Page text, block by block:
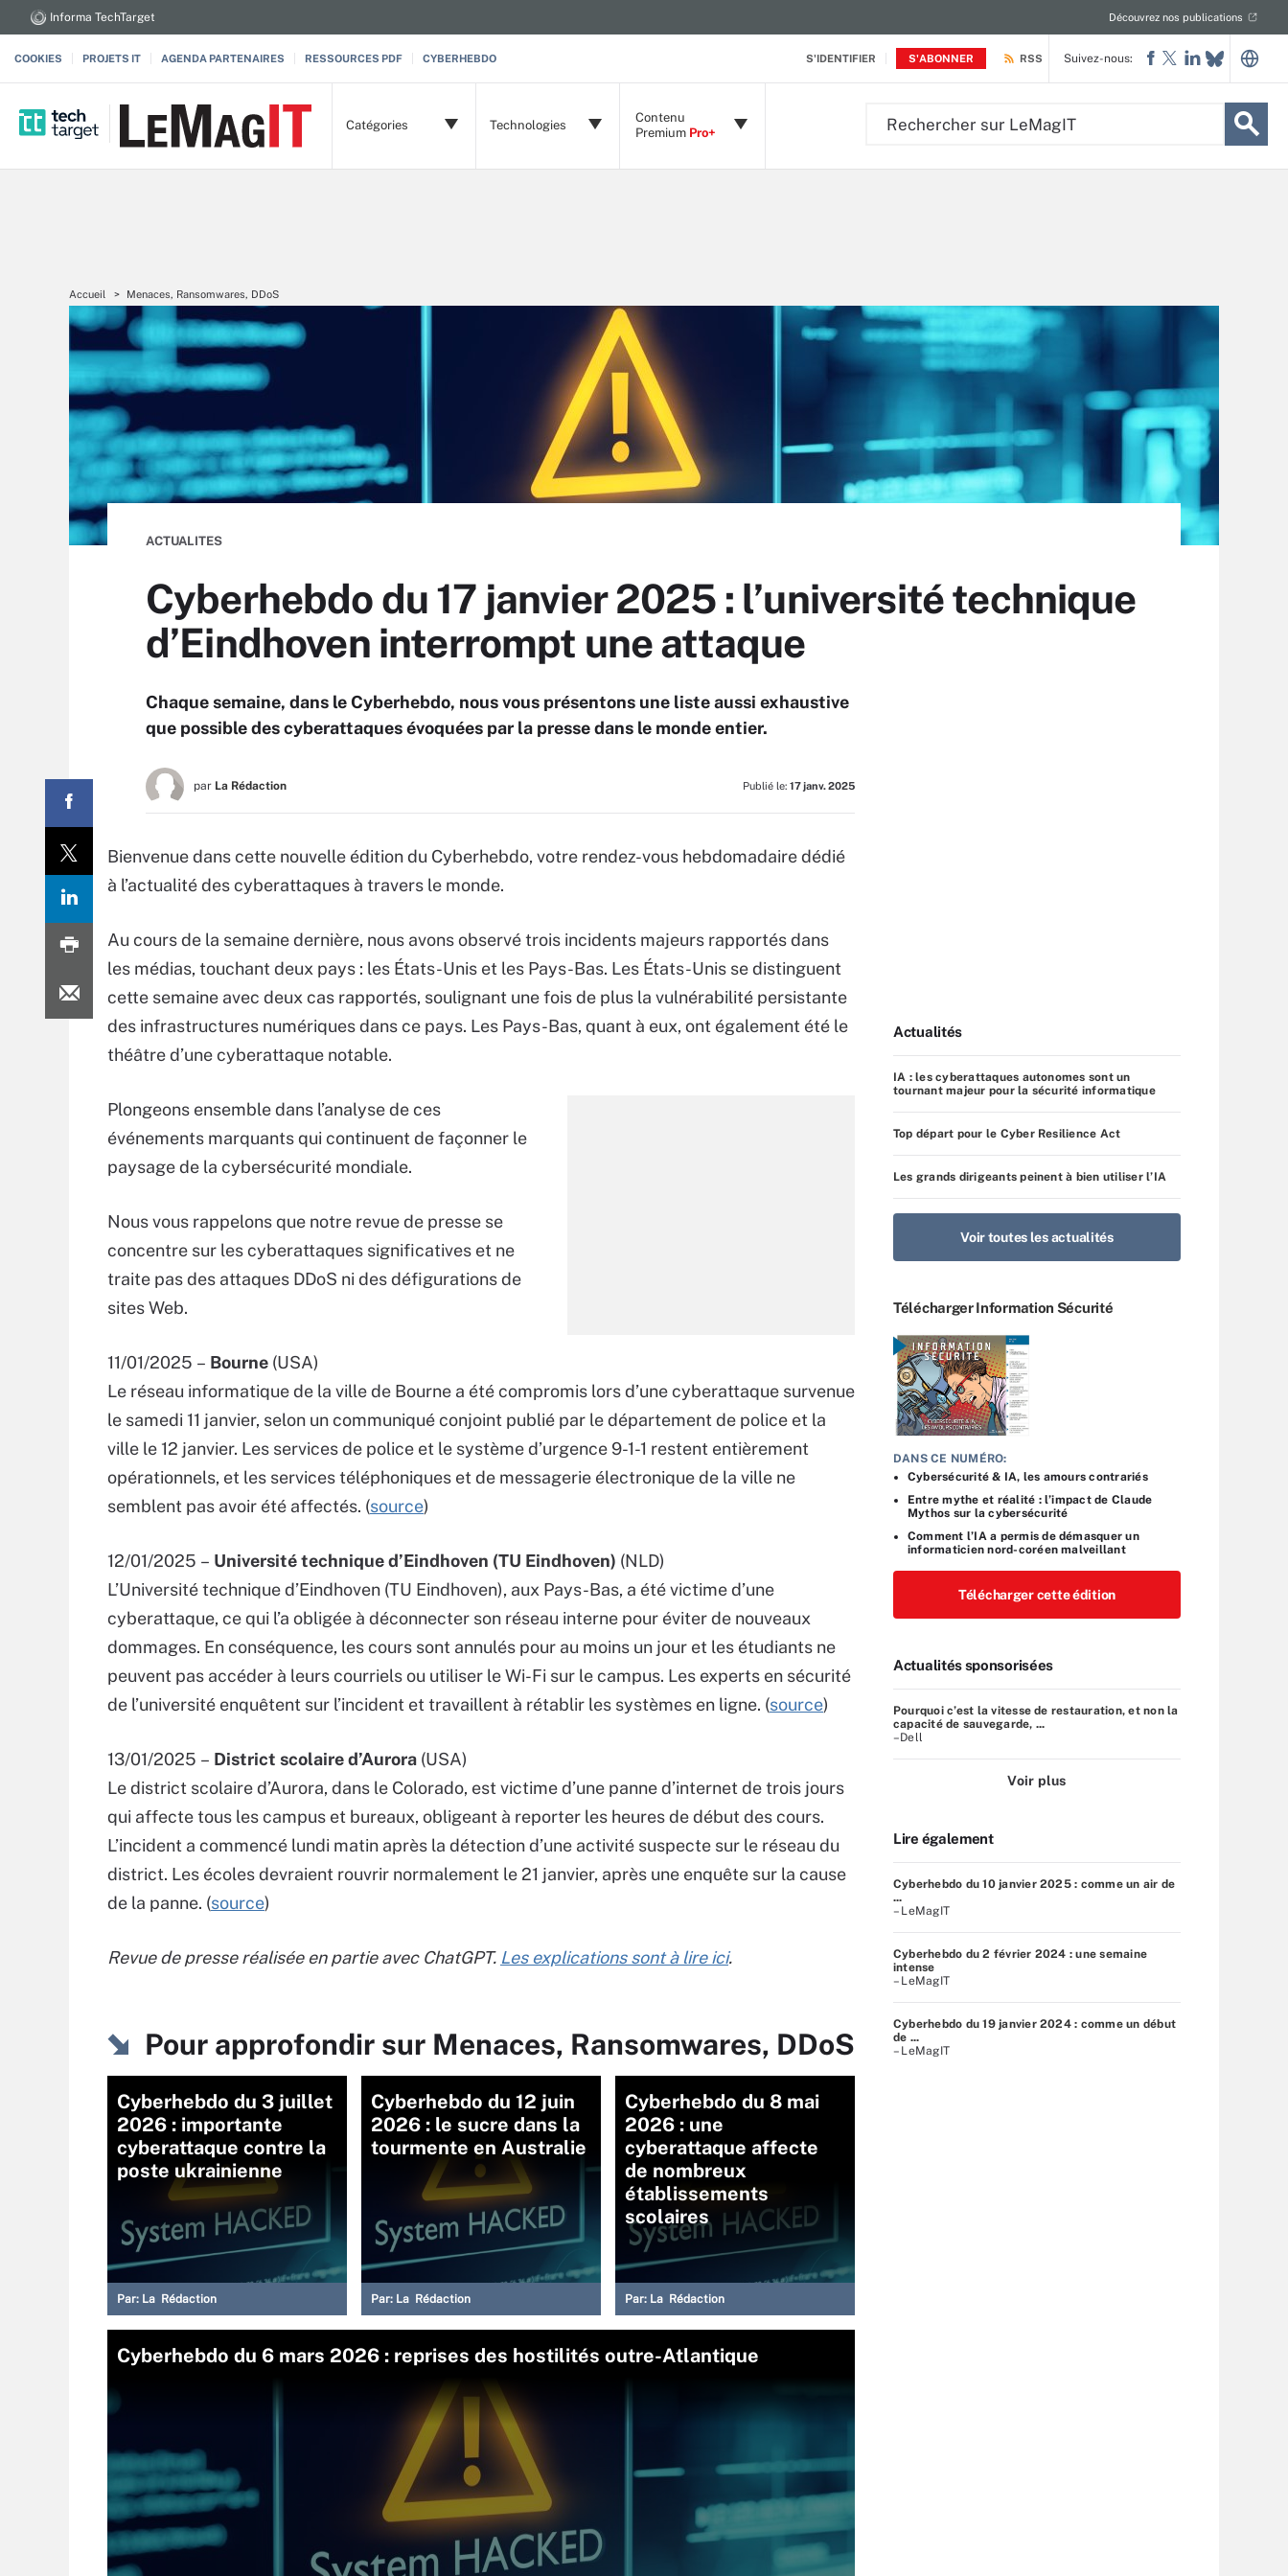
S'IDENTIFIER S'ABONNER
Informa TechTarget Découvrez nos publications
COOKIES PROJETS IT AGENDA PARTENAIRES RESSOURCES PDF CYBERHEBDO RSS
Catégories Technologies
Contenu
Premium Pro+
Suivez-nous:
Accueil Menaces, Ransomwares, DDoS
ACTUALITES
Cyberhebdo du 17 janvier 2025 : l’université technique
d’Eindhoven interrompt une attaque
Chaque semaine, dans le Cyberhebdo, nous vous présentons une liste aussi exhaustive
que possible des cyberattaques évoquées par la presse dans le monde entier.
par La Rédaction Publié le: 17 janv. 2025
Bienvenue dans cette nouvelle édition du Cyberhebdo, votre rendez-vous hebdomadaire dédié
à l’actualité des cyberattaques à travers le monde.
Au cours de la semaine dernière, nous avons observé trois incidents majeurs rapportés dans
les médias, touchant deux pays : les États-Unis et les Pays-Bas. Les États-Unis se distinguent
cette semaine avec deux cas rapportés, soulignant une fois de plus la vulnérabilité persistante
des infrastructures numériques dans ce pays. Les Pays-Bas, quant à eux, ont également été le
théâtre d’une cyberattaque notable.
Plongeons ensemble dans l’analyse de ces
événements marquants qui continuent de façonner le
paysage de la cybersécurité mondiale.
Nous vous rappelons que notre revue de presse se
concentre sur les cyberattaques significatives et ne
traite pas des attaques DDoS ni des défigurations de
sites Web.
11/01/2025 – Bourne (USA)
Le réseau informatique de la ville de Bourne a été compromis lors d’une cyberattaque survenue
le samedi 11 janvier, selon un communiqué conjoint publié par le département de police et la
ville le 12 janvier. Les services de police et le système d’urgence 9-1-1 restent entièrement
opérationnels, et les services téléphoniques et de messagerie électronique de la ville ne
semblent pas avoir été affectés. (source)
12/01/2025 – Université techniqued’Eindhoven (TU Eindhoven) (NLD)
L’Université technique d’Eindhoven (TU Eindhoven), aux Pays-Bas, a été victime d’une
cyberattaque, ce qui l’a obligée à déconnecter son réseau interne pour éviter de nouveaux
dommages. En conséquence, les cours sont annulés pour au moins un jour et les étudiants ne
peuvent pas accéder à leurs courriels ou utiliser le Wi-Fi sur le campus. Les experts en sécurité
de l’université enquêtent sur l’incident et travaillent à rétablir les systèmes en ligne. (source)
13/01/2025 – District scolaire d’Aurora (USA)
Le district scolaire d’Aurora, dans le Colorado, est victime d’une panne d’internet de trois jours
qui affecte tous les campus et bureaux, obligeant à reporter les heures de début des cours.
L’incident a commencé lundi matin après la détection d’une activité suspecte sur le réseau du
district. Les écoles devraient rouvrir normalement le 21 janvier, après une enquête sur la cause
de la panne. (source)
Revue de presse réalisée en partie avec ChatGPT. Les explications sont à lire ici.
Pour approfondir sur Menaces, Ransomwares, DDoS
Cyberhebdo du 3 juillet
2026 : importante
cyberattaque contre la
poste ukrainienne
Par: La Rédaction
Cyberhebdo du 12 juin
2026 : le sucre dans la
tourmente en Australie
Par: La Rédaction
Cyberhebdo du 8 mai
2026 : une
cyberattaque affecte
de nombreux
établissements
scolaires
Par: La Rédaction
Cyberhebdo du 6 mars 2026 : reprises des hostilités outre-Atlantique
Actualités
IA : les cyberattaques autonomes sont un
tournant majeur pour la sécurité informatique
Top départ pour le Cyber Resilience Act
Les grands dirigeants peinent à bien utiliser l’IA
Voir toutes les actualités
Télécharger Information Sécurité
DANS CE NUMÉRO:
Cybersécurité & IA, les amours contrariés
Entre mythe et réalité : l’impact de Claude
Mythos sur la cybersécurité
Comment l’IA a permis de démasquer un
informaticien nord-coréen malveillant
Télécharger cette édition
Actualités sponsorisées
Pourquoi c’est la vitesse de restauration, et non la
capacité de sauvegarde, ...
–Dell
Voir plus
Lire également
Cyberhebdo du 10 janvier 2025 : comme un air de
...
– LeMagIT
Cyberhebdo du 2 février 2024 : une semaine
intense
– LeMagIT
Cyberhebdo du 19 janvier 2024 : comme un début
de ...
– LeMagIT